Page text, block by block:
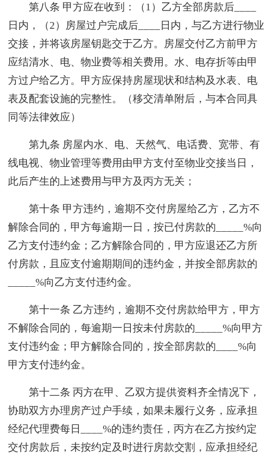
第八条 甲方应在收到：（1）乙方全部房款后____
日内，（2）房屋过户完成后____日内，与乙方进行物业
交接，并将该房屋钥匙交于乙方。房屋交付乙方前甲方
应结清水、电、物业费等相关费用。水、电存折等由甲
方过户给乙方。甲方应保持房屋现状和结构及水表、电
表及配套设施的完整性。（移交清单附后，与本合同具
同等法律效应）
第九条 房屋内水、电、天然气、电话费、宽带、有
线电视、物业管理等费用由甲方支付至物业交接当日，
此后产生的上述费用与甲方及丙方无关；
第十条 甲方违约，逾期不交付房屋给乙方，乙方不
解除合同的，甲方每逾期一日，按已付房款的_____%向
乙方支付违约金；乙方解除合同的，甲方应退还乙方所
付房款，且应支付逾期期间的违约金，并按全部房款的
_____%向乙方支付违约金。
第十一条 乙方违约，逾期不交付房款给甲方，甲方
不解除合同的，每逾期一日按未付房款的_____%向甲方
支付违约金；甲方解除合同的，按全部房款的____%向
甲方支付违约金。
第十二条 丙方在甲、乙双方提供资料齐全情况下，
协助双方办理房产过户手续，如果未履行义务，应承担
经纪代理费每日____%的违约责任，丙方在乙方按约定
交付房款后，未按约定及时进行房款交割，应承担经纪